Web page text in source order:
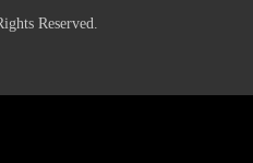
Reserved.